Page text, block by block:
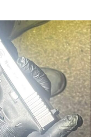
קק"ל: 859 מלש"ח לחיזוק ופיתוח הצפון